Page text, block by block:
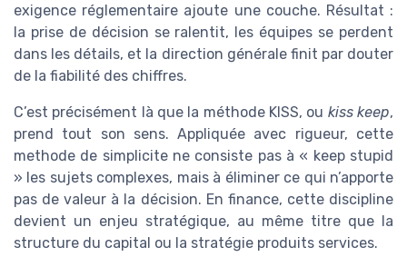
exigence réglementaire ajoute une couche. Résultat :
la prise de décision se ralentit, les équipes se perdent
dans les détails, et la direction générale finit par douter
de la fiabilité des chiffres.
C’est précisément là que la méthode KISS, ou kiss keep,
prend tout son sens. Appliquée avec rigueur, cette
methode de simplicite ne consiste pas à « keep stupid
» les sujets complexes, mais à éliminer ce qui n’apporte
pas de valeur à la décision. En finance, cette discipline
devient un enjeu stratégique, au même titre que la
structure du capital ou la stratégie produits services.